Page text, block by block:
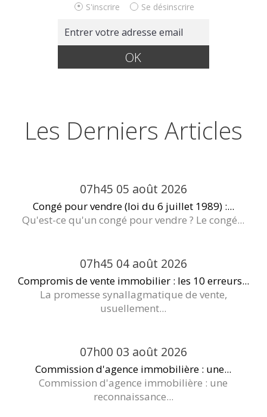
S'inscrire Se désinscrire
Les Derniers Articles
07h45 05 août 2026
Congé pour vendre (loi du 6 juillet 1989) :...
Qu'est-ce qu'un congé pour vendre ? Le congé...
07h45 04 août 2026
Compromis de vente immobilier : les 10 erreurs...
La promesse synallagmatique de vente,
usuellement...
07h00 03 août 2026
Commission d'agence immobilière : une...
Commission d'agence immobilière : une
reconnaissance...